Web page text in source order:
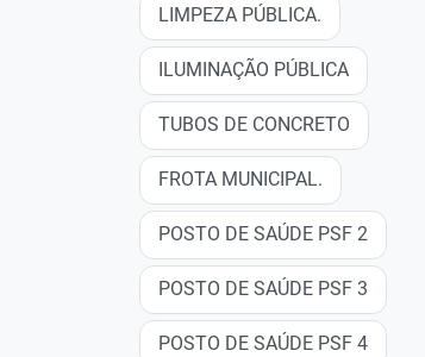
LIMPEZA PÚBLICA.
ILUMINAÇÃO PÚBLICA
TUBOS DE CONCRETO
FROTA MUNICIPAL.
POSTO DE SAÚDE PSF 2
POSTO DE SAÚDE PSF 3
POSTO DE SAÚDE PSF 4